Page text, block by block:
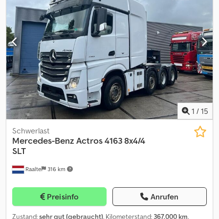
1 / 15
Raalte 316 km
Schwerlast
Mercedes-Benz Actros 4163 8x4/4
SLT
Preisinfo Anrufen
Zustand:sehr gut (gebraucht), Kilometerstand: 367.000 km,